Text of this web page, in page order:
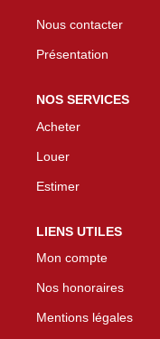
Nous contacter
Présentation
NOS SERVICES
Acheter
Louer
Estimer
LIENS UTILES
Mon compte
Nos honoraires
Mentions légales